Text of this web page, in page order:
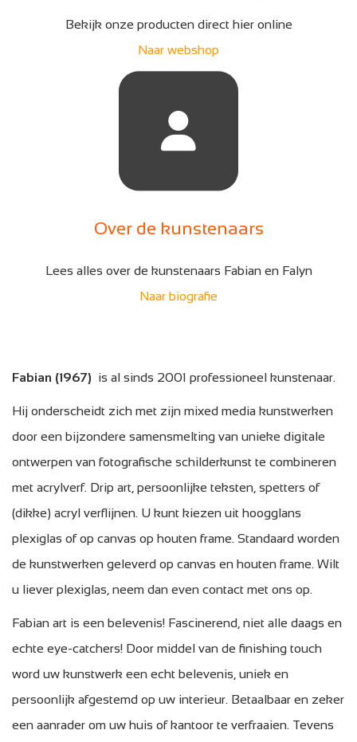
Bekijk onze producten direct hier online
Naar webshop
Over de kunstenaars
Lees alles over de kunstenaars Fabian en Falyn
Naar biografie
Fabian (1967) is al sinds 2001 professioneel kunstenaar.
Hij onderscheidt zich met zijn mixed media kunstwerken
door een bijzondere samensmelting van unieke digitale
ontwerpen van fotografische schilderkunst te combineren
met acrylverf. Drip art, persoonlijke teksten, spetters of
(dikke) acryl verflijnen. U kunt kiezen uit hoogglans
plexiglas of op canvas op houten frame. Standaard worden
de kunstwerken geleverd op canvas en houten frame. Wilt
u liever plexiglas, neem dan even contact met ons op.
Fabian art is een belevenis! Fascinerend, niet alle daags en
echte eye-catchers! Door middel van de finishing touch
word uw kunstwerk een echt belevenis, uniek en
persoonlijk afgestemd op uw interieur. Betaalbaar en zeker
een aanrader om uw huis of kantoor te verfraaien. Tevens